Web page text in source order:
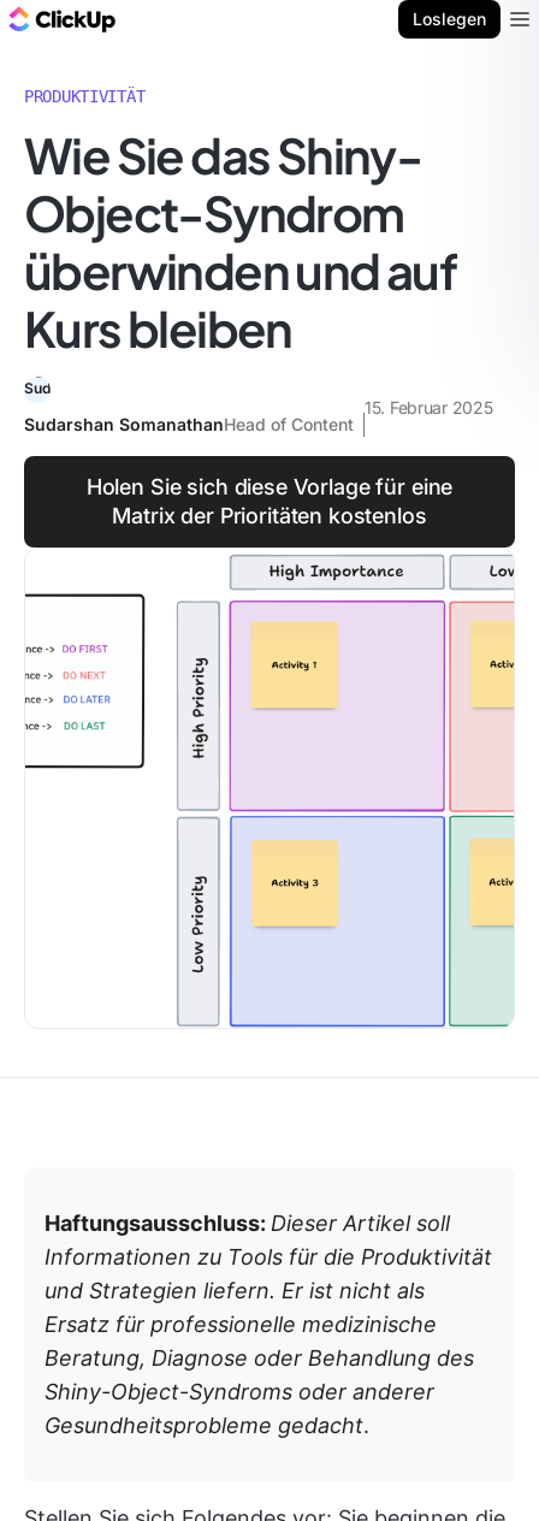
Loslegen
PRODUKTIVITÄT
Wie Sie das Shiny-
Object-Syndrom
überwinden und auf
Kurs bleiben
Sudarshan SomanathanHead of Content
15. Februar 2025
Holen Sie sich diese Vorlage für eine
Matrix der Prioritäten kostenlos
Haftungsausschluss: Dieser Artikel soll
Informationen zu Tools für die Produktivität
und Strategien liefern. Er ist nicht als
Ersatz für professionelle medizinische
Beratung, Diagnose oder Behandlung des
Shiny-Object-Syndroms oder anderer
Gesundheitsprobleme gedacht.